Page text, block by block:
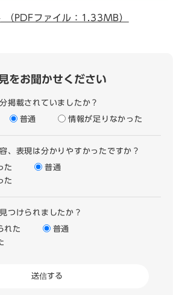
（PDFファイル：1.33MB）
をお聞かせください
掲載されていましたか？
普通 情報が足りなかった
、表現は分かりやすかったですか？
た
普通
た
つけられましたか？
れた
普通